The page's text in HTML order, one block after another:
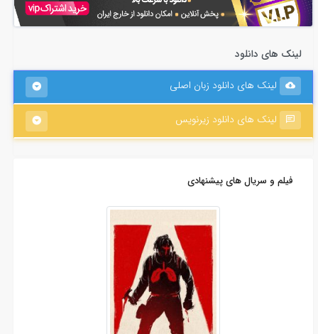
لینک های دانلود
لینک های دانلود زبان اصلی
لینک های دانلود زیرنویس
فیلم و سریال های پیشنهادی